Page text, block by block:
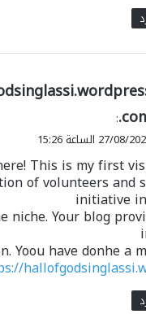
:
2025 الساعة 15:26
This is my first
of volunteers and
initiative
niche. Your blog
Yoou have donhe a